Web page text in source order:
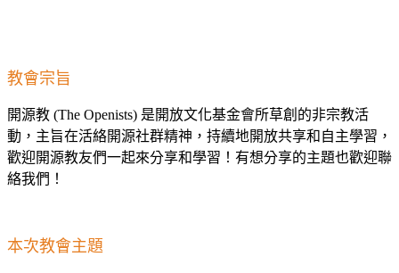
教會宗旨
開源教 (The Openists) 是開放文化基金會所草創的非宗教活
動，主旨在活絡開源社群精神，持續地開放共享和自主學習，
歡迎開源教友們一起來分享和學習！有想分享的主題也歡迎聯
絡我們！
本次教會主題